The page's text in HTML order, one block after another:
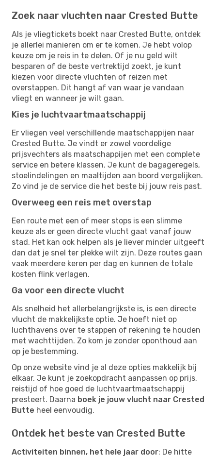
Zoek naar vluchten naar Crested Butte
Als je vliegtickets boekt naar Crested Butte, ontdek
je allerlei manieren om er te komen. Je hebt volop
keuze om je reis in te delen. Of je nu geld wilt
besparen of de beste vertrektijd zoekt, je kunt
kiezen voor directe vluchten of reizen met
overstappen. Dit hangt af van waar je vandaan
vliegt en wanneer je wilt gaan.
Kies je luchtvaartmaatschappij
Er vliegen veel verschillende maatschappijen naar
Crested Butte. Je vindt er zowel voordelige
prijsvechters als maatschappijen met een complete
service en betere klassen. Je kunt de bagageregels,
stoelindelingen en maaltijden aan boord vergelijken.
Zo vind je de service die het beste bij jouw reis past.
Overweeg een reis met overstap
Een route met een of meer stops is een slimme
keuze als er geen directe vlucht gaat vanaf jouw
stad. Het kan ook helpen als je liever minder uitgeeft
dan dat je snel ter plekke wilt zijn. Deze routes gaan
vaak meerdere keren per dag en kunnen de totale
kosten flink verlagen.
Ga voor een directe vlucht
Als snelheid het allerbelangrijkste is, is een directe
vlucht de makkelijkste optie. Je hoeft niet op
luchthavens over te stappen of rekening te houden
met wachttijden. Zo kom je zonder oponthoud aan
op je bestemming.
Op onze website vind je al deze opties makkelijk bij
elkaar. Je kunt je zoekopdracht aanpassen op prijs,
reistijd of hoe goed de luchtvaartmaatschappij
presteert. Daarna boek je jouw vlucht naar Crested
Butte heel eenvoudig.
Ontdek het beste van Crested Butte
Activiteiten binnen, het hele jaar door: De hitte